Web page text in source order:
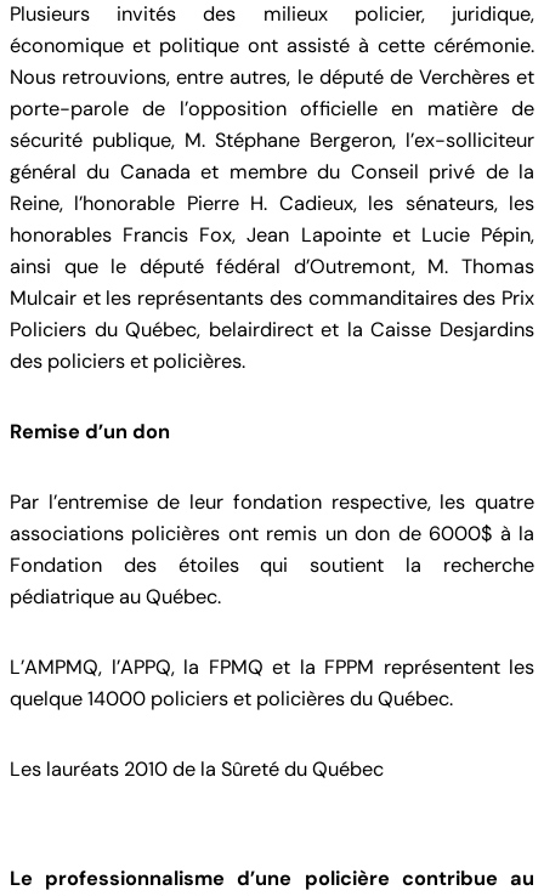
Plusieurs invités des milieux policier, juridique,
économique et politique ont assisté à cette cérémonie.
Nous retrouvions, entre autres, le député de Verchères et
porte-parole de l’opposition officielle en matière de
sécurité publique, M. Stéphane Bergeron, l’ex-solliciteur
général du Canada et membre du Conseil privé de la
Reine, l’honorable Pierre H. Cadieux, les sénateurs, les
honorables Francis Fox, Jean Lapointe et Lucie Pépin,
ainsi que le député fédéral d’Outremont, M. Thomas
Mulcair et les représentants des commanditaires des Prix
Policiers du Québec, belairdirect et la Caisse Desjardins
des policiers et policières.
Remise d’un don
Par l’entremise de leur fondation respective, les quatre
associations policières ont remis un don de 6000$ à la
Fondation des étoiles qui soutient la recherche
pédiatrique au Québec.
L’AMPMQ, l’APPQ, la FPMQ et la FPPM représentent les
quelque 14000 policiers et policières du Québec.
Les lauréats 2010 de la Sûreté du Québec
Le professionnalisme d’une policière contribue au